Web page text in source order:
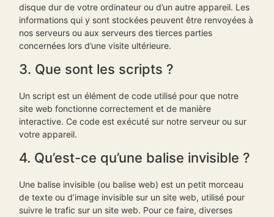
disque dur de votre ordinateur ou d’un autre appareil. Les
informations qui y sont stockées peuvent être renvoyées à
nos serveurs ou aux serveurs des tierces parties
concernées lors d’une visite ultérieure.
3. Que sont les scripts ?
Un script est un élément de code utilisé pour que notre
site web fonctionne correctement et de manière
interactive. Ce code est exécuté sur notre serveur ou sur
votre appareil.
4. Qu’est-ce qu’une balise invisible ?
Une balise invisible (ou balise web) est un petit morceau
de texte ou d’image invisible sur un site web, utilisé pour
suivre le trafic sur un site web. Pour ce faire, diverses